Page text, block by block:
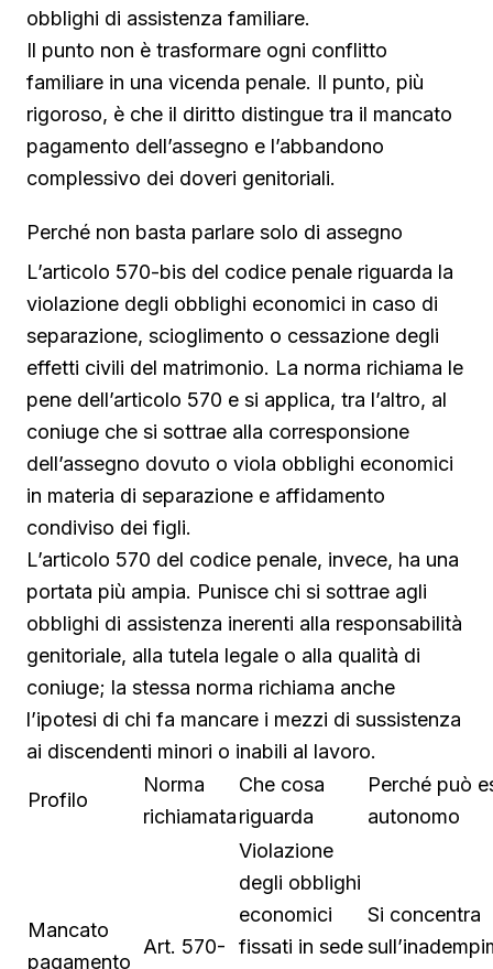
obblighi di assistenza familiare.
Il punto non è trasformare ogni conflitto
familiare in una vicenda penale. Il punto, più
rigoroso, è che il diritto distingue tra il mancato
pagamento dell’assegno e l’abbandono
complessivo dei doveri genitoriali.
Perché non basta parlare solo di assegno
L’articolo 570-bis del codice penale riguarda la
violazione degli obblighi economici in caso di
separazione, scioglimento o cessazione degli
effetti civili del matrimonio. La norma richiama le
pene dell’articolo 570 e si applica, tra l’altro, al
coniuge che si sottrae alla corresponsione
dell’assegno dovuto o viola obblighi economici
in materia di separazione e affidamento
condiviso dei figli.
L’articolo 570 del codice penale, invece, ha una
portata più ampia. Punisce chi si sottrae agli
obblighi di assistenza inerenti alla responsabilità
genitoriale, alla tutela legale o alla qualità di
coniuge; la stessa norma richiama anche
l’ipotesi di chi fa mancare i mezzi di sussistenza
ai discendenti minori o inabili al lavoro.
Profilo
Norma
richiamata
Che cosa
riguarda
Perché può
autonomo
Mancato
pagamento
Art. 570-
Violazione
degli obblighi
economici
fissati in sede
Si concentra